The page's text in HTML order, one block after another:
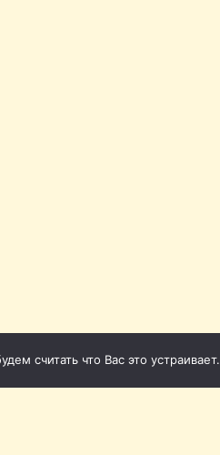
считать что Вас это устраивает.